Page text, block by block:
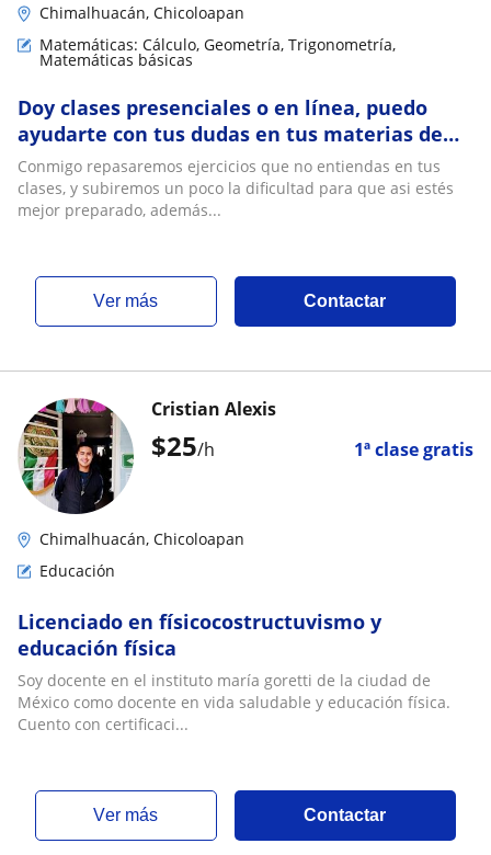
Chimalhuacán, Chicoloapan
Matemáticas: Cálculo, Geometría, Trigonometría,
Matemáticas básicas
Doy clases presenciales o en línea, puedo
ayudarte con tus dudas en tus materias de
física o matemáticas. Soy Ing. Civil
Conmigo repasaremos ejercicios que no entiendas en tus
clases, y subiremos un poco la dificultad para que asi estés
mejor preparado, además...
ver más Contactar
$25/h 1ª clase gratis
Cristian Alexis
Chimalhuacán, Chicoloapan
Educación
Licenciado en físicocostructuvismo y
educación física
Soy docente en el instituto maría goretti de la ciudad de
México como docente en vida saludable y educación física.
Cuento con certificaci...
ver más Contactar